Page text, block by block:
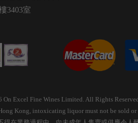
3403室
Excel Fine Wines Limited. All Rights Reserved.
Kong, intoxicating liquor must not be sold